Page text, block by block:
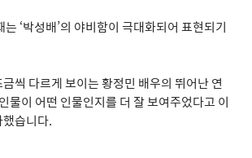
는 ‘박성배’의 야비함이 극대화되어 표현되기
씩 다르게 보이는 황정민 배우의 뛰어난 연
물이 어떤 인물인지를 더 잘 보여주었다고 이
습니다.